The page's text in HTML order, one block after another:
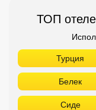
ТОП
Турция
Белек
Сиде